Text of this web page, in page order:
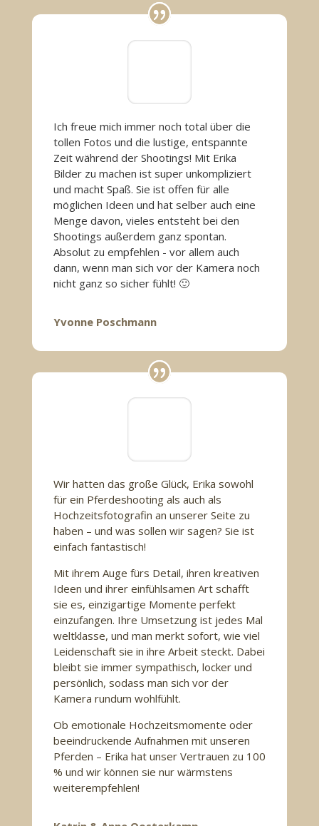
Ich freue mich immer noch total über die
tollen Fotos und die lustige, entspannte
Zeit während der Shootings! Mit Erika
Bilder zu machen ist super unkompliziert
und macht Spaß. Sie ist offen für alle
möglichen Ideen und hat selber auch eine
Menge davon, vieles entsteht bei den
Shootings außerdem ganz spontan.
Absolut zu empfehlen - vor allem auch
dann, wenn man sich vor der Kamera noch
nicht ganz so sicher fühlt! 🙂
Yvonne Poschmann
Wir hatten das große Glück, Erika sowohl
für ein Pferdeshooting als auch als
Hochzeitsfotografin an unserer Seite zu
haben – und was sollen wir sagen? Sie ist
einfach fantastisch!
Mit ihrem Auge fürs Detail, ihren kreativen
Ideen und ihrer einfühlsamen Art schafft
sie es, einzigartige Momente perfekt
einzufangen. Ihre Umsetzung ist jedes Mal
weltklasse, und man merkt sofort, wie viel
Leidenschaft sie in ihre Arbeit steckt. Dabei
bleibt sie immer sympathisch, locker und
persönlich, sodass man sich vor der
Kamera rundum wohlfühlt.
Ob emotionale Hochzeitsmomente oder
beeindruckende Aufnahmen mit unseren
Pferden – Erika hat unser Vertrauen zu 100
% und wir können sie nur wärmstens
weiterempfehlen!